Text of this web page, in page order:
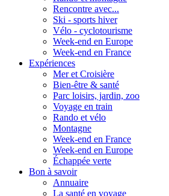
Rencontre avec...
Ski - sports hiver
Vélo - cyclotourisme
Week-end en Europe
Week-end en France
Expériences
Mer et Croisière
Bien-être & santé
Parc loisirs, jardin, zoo
Voyage en train
Rando et vélo
Montagne
Week-end en France
Week-end en Europe
Échappée verte
Bon à savoir
Annuaire
La santé en voyage